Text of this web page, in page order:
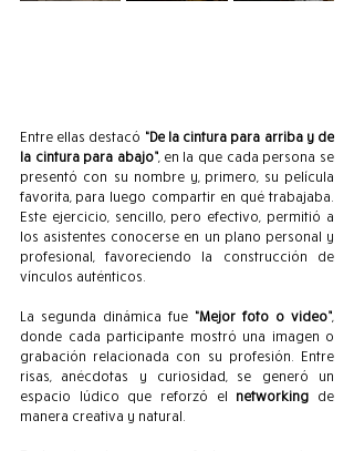
Entre ellas destacó “De la cintura para arriba y de
la cintura para abajo”, en la que cada persona se
presentó con su nombre y, primero, su película
favorita, para luego compartir en qué trabajaba.
Este ejercicio, sencillo, pero efectivo, permitió a
los asistentes conocerse en un plano personal y
profesional, favoreciendo la construcción de
vínculos auténticos.
La segunda dinámica fue “Mejor foto o video”,
donde cada participante mostró una imagen o
grabación relacionada con su profesión. Entre
risas, anécdotas y curiosidad, se generó un
espacio lúdico que reforzó el networking de
manera creativa y natural.